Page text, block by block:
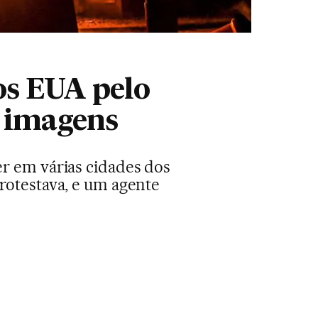
EUA pelo
em várias cidades dos
e um agente